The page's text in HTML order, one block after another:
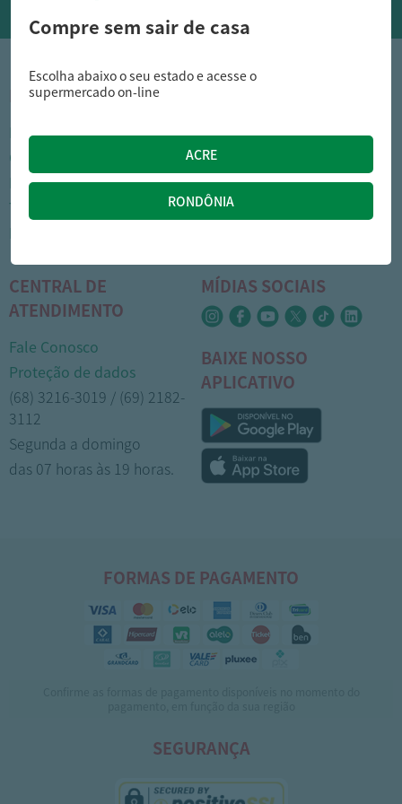
INSTITUCIONAL
Nossas lojas
Cartão Arasuper
Leve mais
Trabalhe Conosco
Como comprar
Opções de entrega
Privacidade
Trocas e devoluções
CENTRAL DE
ATENDIMENTO
Fale Conosco
Proteção de dados
(68) 3216-3019 / (69) 2182-
3112
Segunda a domingo
das 07 horas às 19 horas.
MÍDIAS SOCIAIS
BAIXE NOSSO
APLICATIVO
FORMAS DE PAGAMENTO
SEGURANÇA
Compre sem sair de casa
Escolha abaixo o seu estado e acesse o
supermercado on-line